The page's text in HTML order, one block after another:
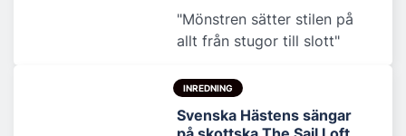
"Mönstren sätter stilen på
allt från stugor till slott"
INREDNING
Svenska Hästens sängar